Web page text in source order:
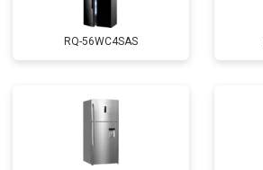
RQ-56WC4SAS